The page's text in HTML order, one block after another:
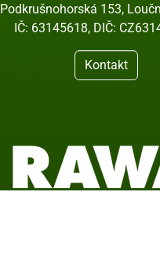
Podkrušnohorská 153,
IČ: 63145618, DIČ:
Kontakt